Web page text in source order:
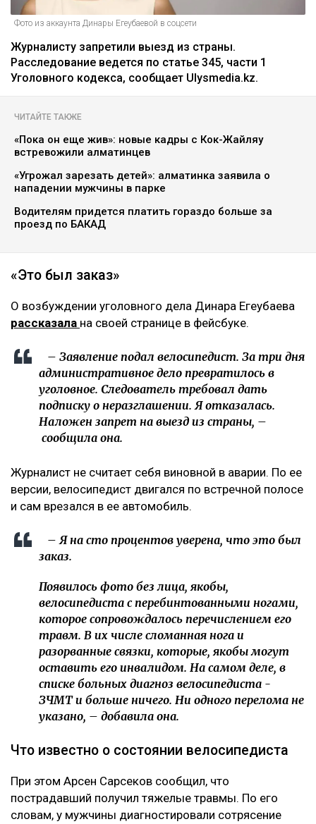
Фото из аккаунта Динары Егеубаевой в соцсети
Журналисту запретили выезд из страны.
Расследование ведется по статье 345, части 1
Уголовного кодекса, сообщает Ulysmedia.kz.
ЧИТАЙТЕ ТАКЖЕ
«Пока он еще жив»: новые кадры с Кок-Жайляу
встревожили алматинцев
«Угрожал зарезать детей»: алматинка заявила о
нападении мужчины в парке
Водителям придется платить гораздо больше за
проезд по БАКАД
«Это был заказ»
О возбуждении уголовного дела Динара Егеубаева
рассказала на своей странице в фейсбуке.
– Заявление подал велосипедист. За три дня
административное дело превратилось в
уголовное. Следователь требовал дать
подписку о неразглашении. Я отказалась.
Наложен запрет на выезд из страны, –
сообщила она.
Журналист не считает себя виновной в аварии. По ее
версии, велосипедист двигался по встречной полосе
и сам врезался в ее автомобиль.
– Я на сто процентов уверена, что это был
заказ.
Появилось фото без лица, якобы,
велосипедиста с перебинтованными ногами,
которое сопровождалось перечислением его
травм. В их числе сломанная нога и
разорванные связки, которые, якобы могут
оставить его инвалидом. На самом деле, в
списке больных диагноз велосипедиста -
ЗЧМТ и больше ничего. Ни одного перелома не
указано, – добавила она.
Что известно о состоянии велосипедиста
При этом Арсен Сарсеков сообщил, что
пострадавший получил тяжелые травмы. По его
словам, у мужчины диагностировали сотрясение